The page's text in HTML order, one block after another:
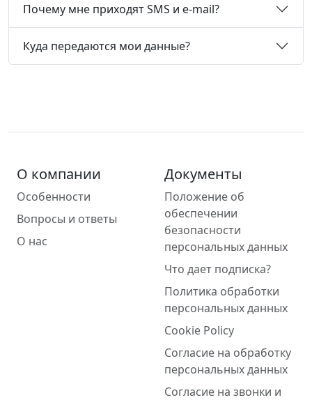
Почему мне приходят SMS и e-mail?
Куда передаются мои данные?
О компании
Особенности
Вопросы и ответы
О нас
Документы
Положение об
обеспечении
безопасности
персональных данных
Что дает подписка?
Политика обработки
персональных данных
Cookie Policy
Согласие на обработку
персональных данных
Согласие на звонки и